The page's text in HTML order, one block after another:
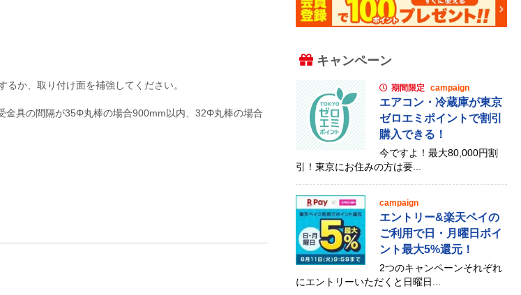
か、取り付け面を補強してください。
金具の間隔が35Φ丸棒の場合900mm以内、32Φ丸棒の場合
キャンペーン
期間限定 campaign
エアコン・冷蔵庫が東京
ゼロエミポイントで割引
購入できる！
今ですよ！最大80,000円割
引！東京にお住みの方は要...
campaign
エントリー&楽天ペイの
ご利用で日・月曜日ポイ
ント最大5%還元！
2つのキャンペーンそれぞれ
にエントリーいただくと日曜日...